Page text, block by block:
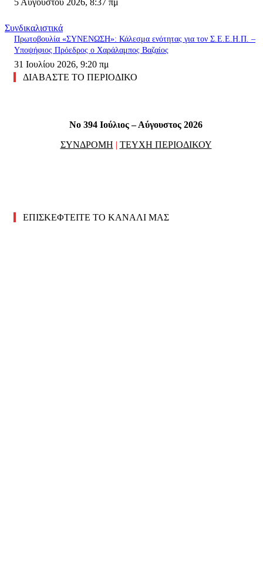
5 Αυγούστου 2026, 8:37 πμ
Συνδικαλιστικά
Πρωτοβουλία «ΣΥΝΕΝΩΣΗ»: Κάλεσμα ενότητας για τον Σ.Ε.Ε.Η.Π. –
Υποψήφιος Πρόεδρος ο Χαράλαμπος Βαζαίος
31 Ιουλίου 2026, 9:20 πμ
ΔΙΑΒΑΣΤΕ ΤΟ ΠΕΡΙΟΔΙΚΟ
No 394 Ιούλιος – Αύγουστος 2026
ΣΥΝΔΡΟΜΗ | ΤΕΥΧΗ ΠΕΡΙΟΔΙΚΟΥ
ΕΠΙΣΚΕΦΤΕΙΤΕ ΤΟ ΚΑΝΑΛΙ ΜΑΣ